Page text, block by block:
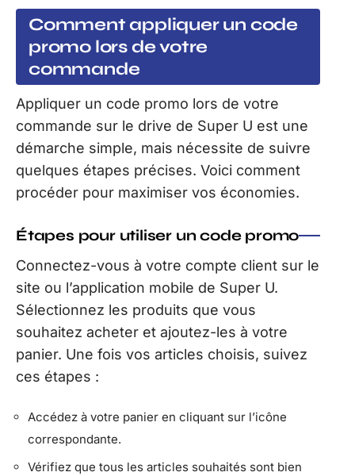
Comment appliquer un code
promo lors de votre
commande
Appliquer un code promo lors de votre
commande sur le drive de Super U est une
démarche simple, mais nécessite de suivre
quelques étapes précises. Voici comment
procéder pour maximiser vos économies.
Étapes pour utiliser un code promo
Connectez-vous à votre compte client sur le
site ou l’application mobile de Super U.
Sélectionnez les produits que vous
souhaitez acheter et ajoutez-les à votre
panier. Une fois vos articles choisis, suivez
ces étapes :
Accédez à votre panier en cliquant sur l’icône
correspondante.
Vérifiez que tous les articles souhaités sont bien